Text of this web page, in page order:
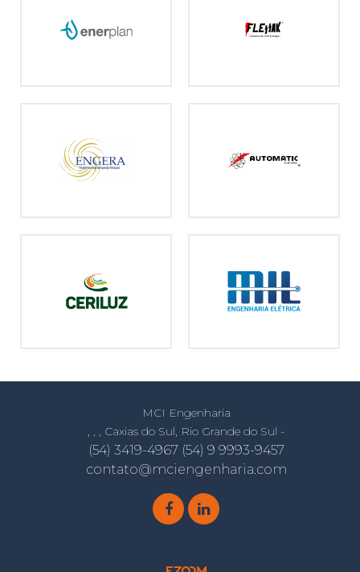
MCI Engenharia
, , , Caxias do Sul, Rio Grande do Sul -
(54) 3419-4967 (54) 9 9993-9457
contato@mciengenharia.com